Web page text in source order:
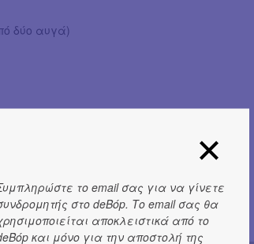
δύο αυγά)
το email σας για να γίνετε
στο deBόp. Το email σας θα
αποκλειστικά από το
και μόνο για την αποστολή της